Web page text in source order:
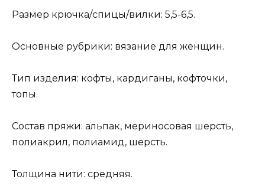
Размер крючка/спицы/вилки: 5,5-6,5.
Основные рубрики: вязание для женщин.
Тип изделия: кофты, кардиганы, кофточки,
топы.
Состав пряжи: альпак, мериносовая шерсть,
полиакрил, полиамид, шерсть.
Толщина нити: средняя.